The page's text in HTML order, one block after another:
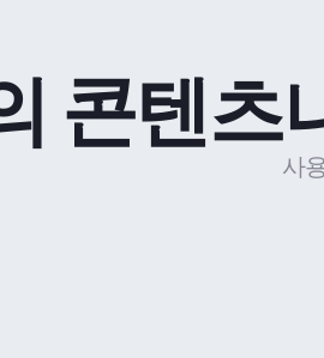
콘텐츠
사